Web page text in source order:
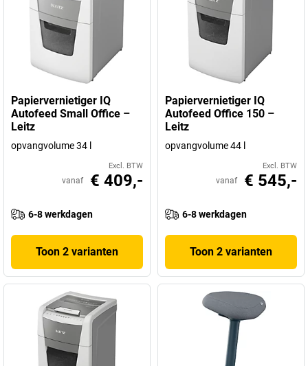
Papiervernietiger IQ
Autofeed Small Office –
Leitz
opvangvolume 34 l
Excl. BTW
vanaf € 409,-
6-8 werkdagen
Toon 2 varianten
Papiervernietiger IQ
Autofeed Office 150 –
Leitz
opvangvolume 44 l
Excl. BTW
vanaf € 545,-
6-8 werkdagen
Toon 2 varianten